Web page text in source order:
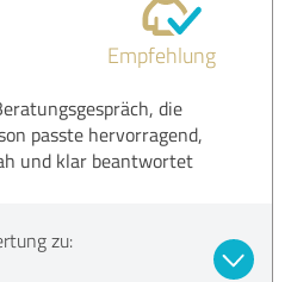
Empfehlung
die
passte hervorragend,
und klar beantwortet
zu: